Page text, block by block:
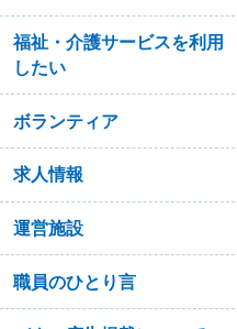
福祉・介護サービスを利用
したい
ボランティア
求人情報
運営施設
職員のひとり言